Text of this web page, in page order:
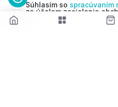
Súhlasím so spracúvaním
za účelom zasielania
(newsletterov) v súlade s
Nariadenia GDPR. Svoj